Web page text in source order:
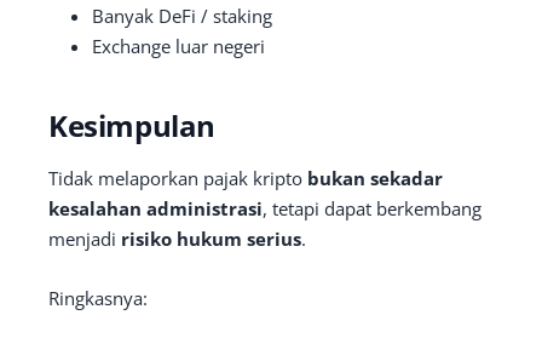
Banyak DeFi / staking
Exchange luar negeri
Kesimpulan
Tidak melaporkan pajak kripto bukan sekadar
kesalahan administrasi, tetapi dapat berkembang
menjadi risiko hukum serius.
Ringkasnya: